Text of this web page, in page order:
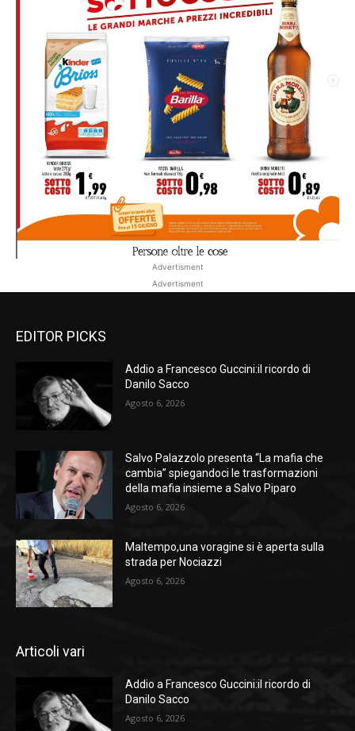
Advertisment
Advertisment
EDITOR PICKS
Addio a Francesco Guccini:il ricordo di
Danilo Sacco
Agosto 6, 2026
Salvo Palazzolo presenta “La mafia che
cambia” spiegandoci le trasformazioni
della mafia insieme a Salvo Piparo
Agosto 6, 2026
Maltempo,una voragine si è aperta sulla
strada per Nociazzi
Agosto 6, 2026
Articoli vari
Addio a Francesco Guccini:il ricordo di
Danilo Sacco
Agosto 6, 2026